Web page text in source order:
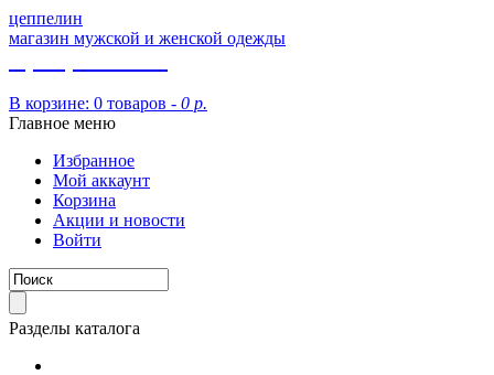
цеппелин
магазин мужской и женской одежды
В корзине: 0 товаров - 0 р.
Главное меню
Избранное
Мой аккаунт
Корзина
Акции и новости
Войти
Разделы каталога